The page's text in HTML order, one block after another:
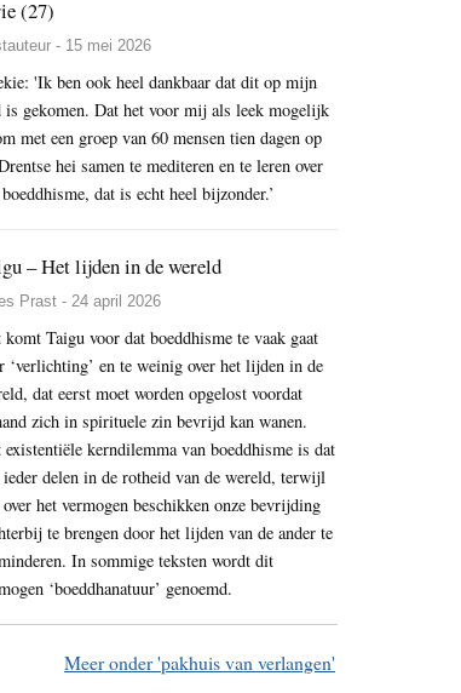
(27)
- 15 mei 2026
'Ik ben ook heel dankbaar dat dit op mijn
is gekomen. Dat het voor mij als leek mogelijk
met een groep van 60 mensen tien dagen op
hei samen te mediteren en te leren over
dat is echt heel bijzonder.’
– Het lijden in de wereld
Prast - 24 april 2026
komt Taigu voor dat boeddhisme te vaak gaat
‘verlichting’ en te weinig over het lijden in de
dat eerst moet worden opgelost voordat
zich in spirituele zin bevrijd kan wanen.
existentiële kerndilemma van boeddhisme is dat
delen in de rotheid van de wereld, terwijl
het vermogen beschikken onze bevrijding
te brengen door het lijden van de ander te
In sommige teksten wordt dit
‘boeddhanatuur’ genoemd.
Meer onder 'pakhuis van verlangen'